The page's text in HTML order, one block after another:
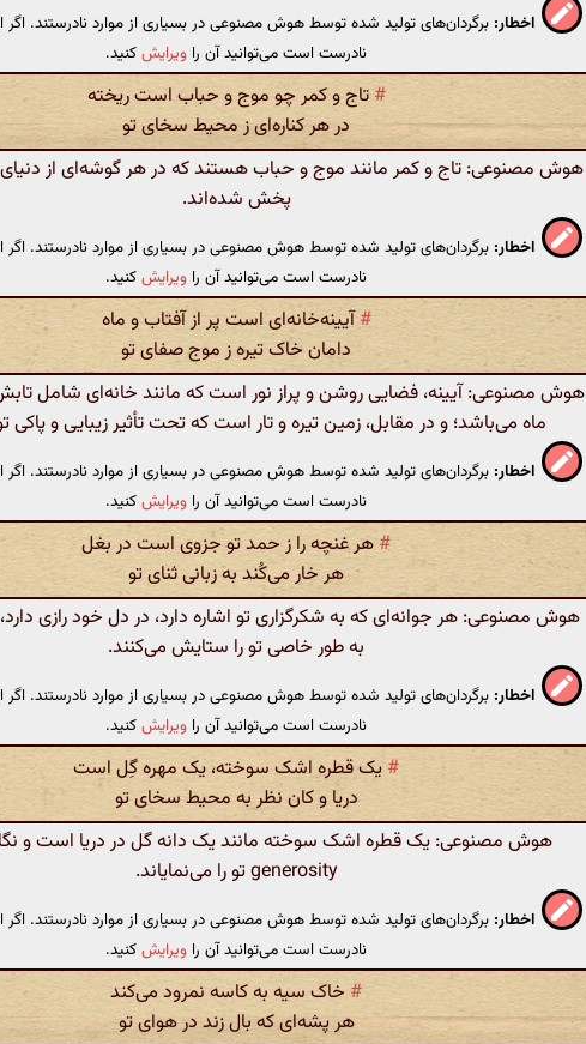
اخطار: برگردان‌های تولید شده توسط هوش مصنوعی در بسیاری از موارد نادرستند. اگر
نادرست است می‌توانید آن را ویرایشکنید.
#تاج و کمر چو موج و حباب است ریخته
در هر کناره‌ای ز محیط سخای تو
پخش شده‌اند.
اخطار: برگردان‌های تولید شده توسط هوش مصنوعی در بسیاری از موارد نادرستند. اگر
نادرست است می‌توانید آن را ویرایشکنید.
#آیینه‌خانه‌ای است پر از آفتاب و ماه
دامان خاک تیره ز موج صفای تو
هوش مصنوعی: آیینه، فضایی روشن و پراز نور است که مانند خانه‌ای شامل
ماه می‌باشد؛ و در مقابل، زمین تیره و تار است که تحت تأثیر زیبایی و پاکی تو
اخطار: برگردان‌های تولید شده توسط هوش مصنوعی در بسیاری از موارد نادرستند. اگر
نادرست است می‌توانید آن را ویرایشکنید.
#هر غنچه را ز حمد تو جزوی است در بغل
هر خار می‌کُند به زبانی ثنای تو
هوش مصنوعی: هر جوانه‌ای که به شکرگزاری تو اشاره دارد، در دل خود رازی
به طور خاصی تو را ستایش می‌کنند.
اخطار: برگردان‌های تولید شده توسط هوش مصنوعی در بسیاری از موارد نادرستند. اگر
نادرست است می‌توانید آن را ویرایشکنید.
# یک قطره اشک سوخته، یک مهره گِل است
دریا و کان نظر به محیط سخای تو
هوش مصنوعی: یک قطره اشک سوخته مانند یک دانه گل در دریا است و
generosity تو را می‌نمایاند.
اخطار: برگردان‌های تولید شده توسط هوش مصنوعی در بسیاری از موارد نادرستند. اگر
نادرست است می‌توانید آن را ویرایشکنید.
# خاک سیه به کاسه نمرود می‌کند
هر پشه‌ای که بال زند در هوای تو